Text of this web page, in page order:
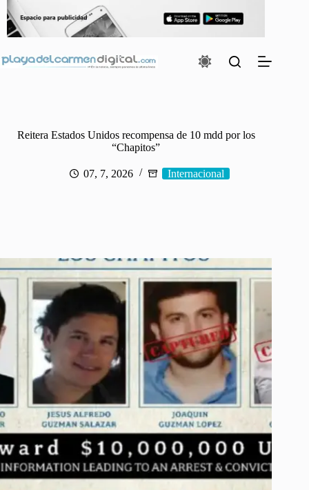
contenido
Reitera Estados Unidos recompensa de 10 mdd por los
“Chapitos”
07, 7, 2026 Internacional